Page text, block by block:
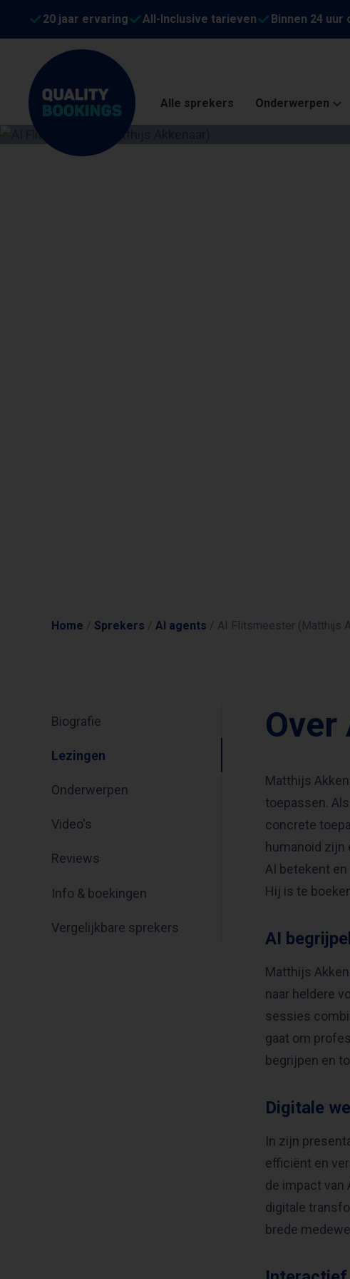
20 jaar ervaring All-Inclusive tarieven Binnen 24
Alle sprekers Onderwerpen
Home / Sprekers / AI agents / AI Flitsmeester (Matthijs
Biografie
Lezingen
Onderwerpen
Video's
Reviews
Info & boekingen
Vergelijkbare sprekers
Matthijs
toepassen.
concrete
humanoid
AI betekent
Hij is te
AI
Matthijs
naar heldere
sessies
gaat om
begrijpen en
Digitale
In zijn
efficiënt en
de impact van
digitale
brede